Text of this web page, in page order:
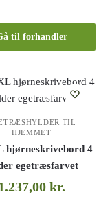
til forhandler
TIL
HJEMMET
hjørneskrivebord 4
egetræsfarvet
kr.